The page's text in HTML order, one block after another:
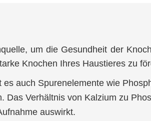
um die Gesundheit der
Knochen Ihres Haustieres zu
auch Spurenelemente wie
Das Verhältnis von Kalzium zu
auswirkt.